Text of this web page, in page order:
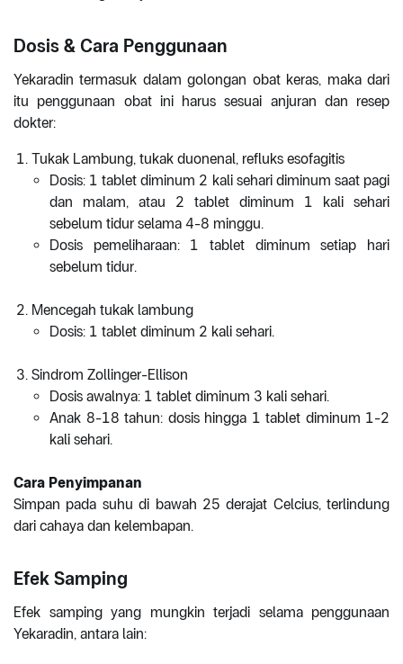
Dosis & Cara Penggunaan
Yekaradin termasuk dalam golongan obat keras, maka dari
itu penggunaan obat ini harus sesuai anjuran dan resep
dokter:
Tukak Lambung, tukak duonenal, refluks esofagitis
Dosis: 1 tablet diminum 2 kali sehari diminum saat pagi
dan malam, atau 2 tablet diminum 1 kali sehari
sebelum tidur selama 4-8 minggu.
Dosis pemeliharaan: 1 tablet diminum setiap hari
sebelum tidur.
Mencegah tukak lambung
Dosis: 1 tablet diminum 2 kali sehari.
Sindrom Zollinger-Ellison
Dosis awalnya: 1 tablet diminum 3 kali sehari.
Anak 8-18 tahun: dosis hingga 1 tablet diminum 1-2
kali sehari.
Cara Penyimpanan
Simpan pada suhu di bawah 25 derajat Celcius, terlindung
dari cahaya dan kelembapan.
Efek Samping
Efek samping yang mungkin terjadi selama penggunaan
Yekaradin, antara lain: